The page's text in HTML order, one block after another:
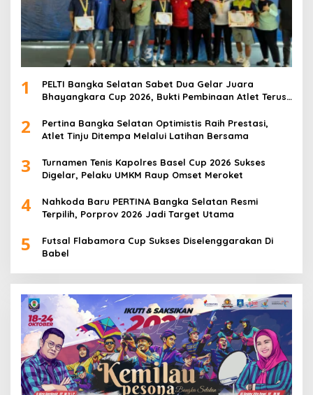
1
PELTI Bangka Selatan Sabet Dua Gelar Juara
Bhayangkara Cup 2026, Bukti Pembinaan Atlet Terus
2
Pertina Bangka Selatan Optimistis Raih Prestasi,
Atlet Tinju Ditempa Melalui Latihan Bersama
3
Turnamen Tenis Kapolres Basel Cup 2026 Sukses
Digelar, Pelaku UMKM Raup Omset Meroket
4
Nahkoda Baru PERTINA Bangka Selatan Resmi
Terpilih, Porprov 2026 Jadi Target Utama
5
Futsal Flabamora Cup Sukses Diselenggarakan Di
Babel